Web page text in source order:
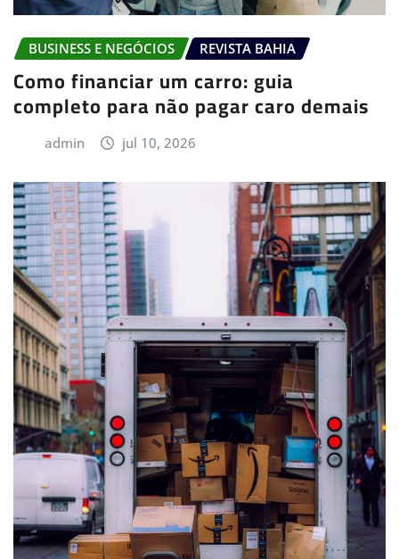
BUSINESS E NEGÓCIOS REVISTA BAHIA
Como financiar um carro: guia
completo para não pagar caro demais
admin jul 10, 2026